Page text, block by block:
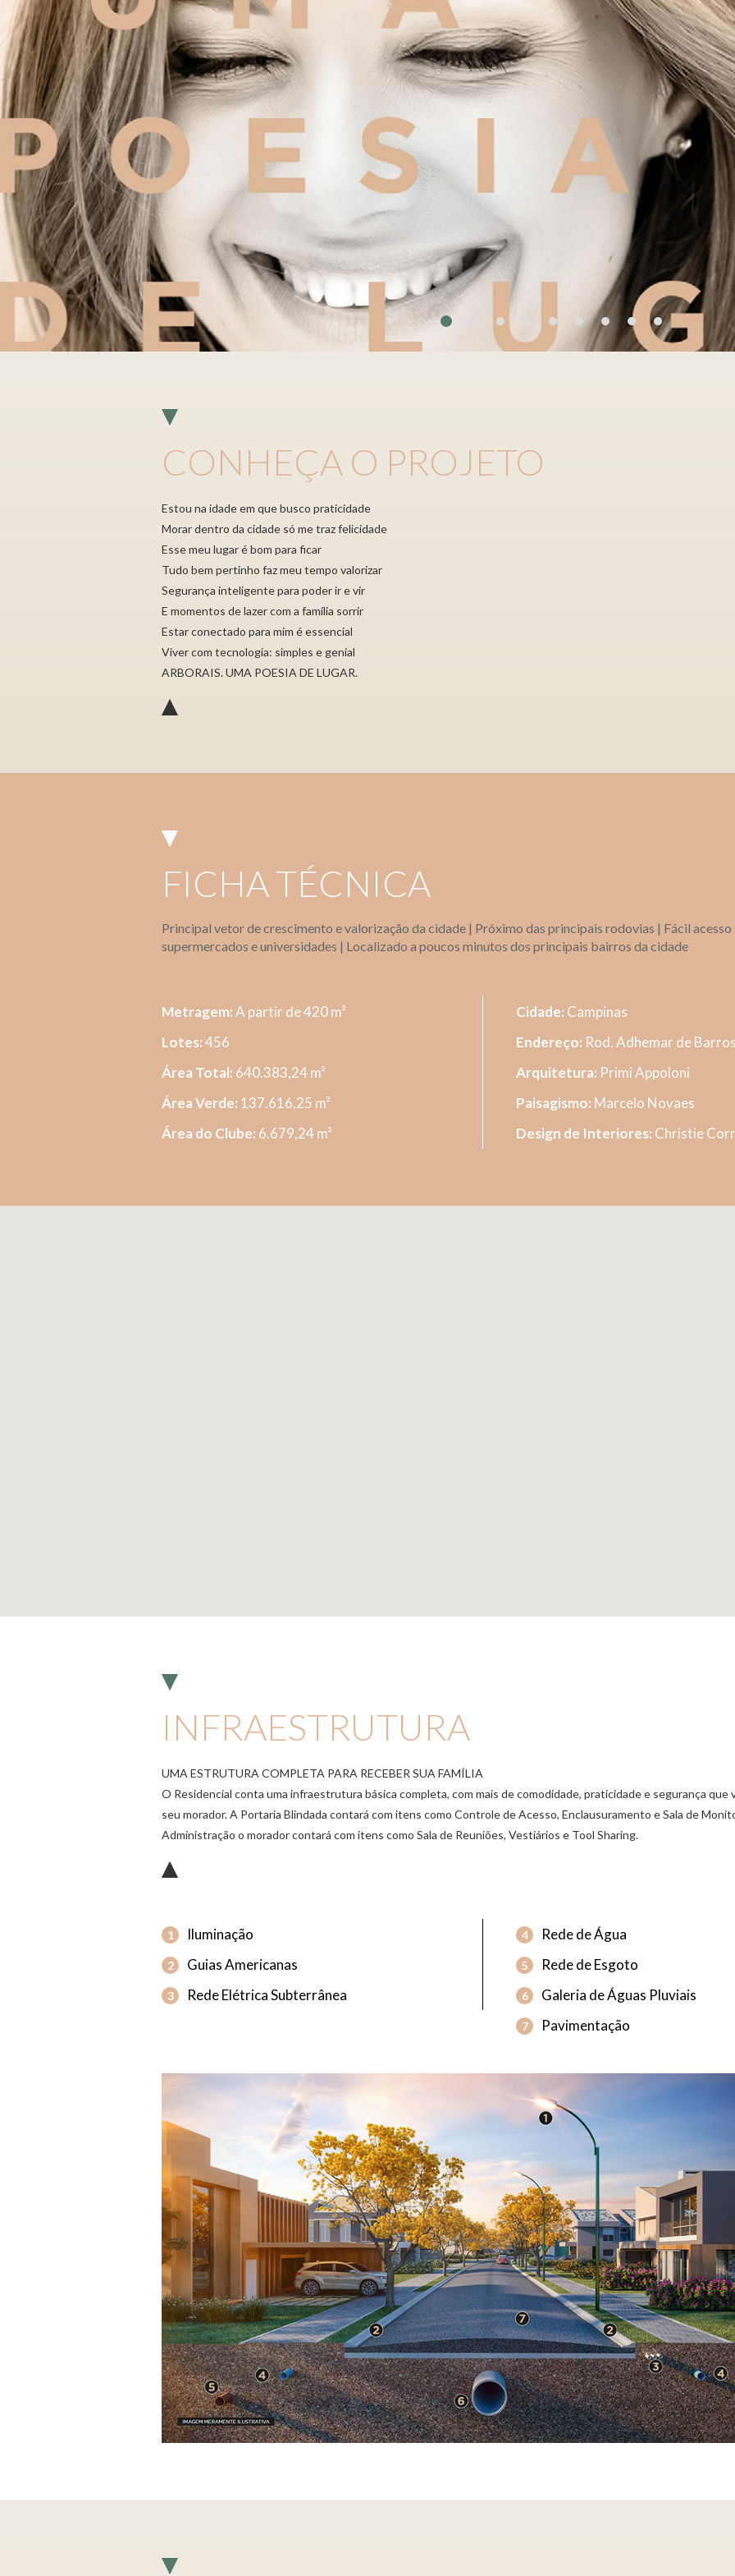
CONHEÇA O PROJETO
Estou na idade em que busco praticidade
Morar dentro da cidade só me traz felicidade
Esse meu lugar é bom para ficar
Tudo bem pertinho faz meu tempo valorizar
Segurança inteligente para poder ir e vir
E momentos de lazer com a família sorrir
Estar conectado para mim é essencial
Viver com tecnologia: simples e genial
ARBORAIS. UMA POESIA DE LUGAR.
FICHA TÉCNICA
Principal vetor de crescimento e valorização da cidade | Próximo das principais rodovias | Fácil
supermercados e universidades | Localizado a poucos minutos dos principais bairros da cidade
Metragem:A partir de 420 m²
Lotes:456
Área Total: 640.383,24 m²
Área Verde: 137.616,25 m²
Área do Clube: 6.679,24 m²
Cidade: Campinas
Endereço: Rod. Adhemar de
Arquitetura: Primi Appoloni
Paisagismo: Marcelo Novaes
Design de Interiores: Christie
INFRAESTRUTURA
UMA ESTRUTURA COMPLETA PARA RECEBER SUA FAMÍLIA
O Residencial conta uma infraestrutura básica completa, com mais de comodidade, praticidade e segurança que
seu morador. A Portaria Blindada contará com itens como Controle de Acesso, Enclausuramento e Sala de
Administração o morador contará com itens como Sala de Reuniões, Vestiários e Tool Sharing.
1 Iluminação
2 Guias Americanas
3 Rede Elétrica Subterrânea
4 Rede de Água
5 Rede de Esgoto
6 Galeria de Águas Pluviais
7 Pavimentação